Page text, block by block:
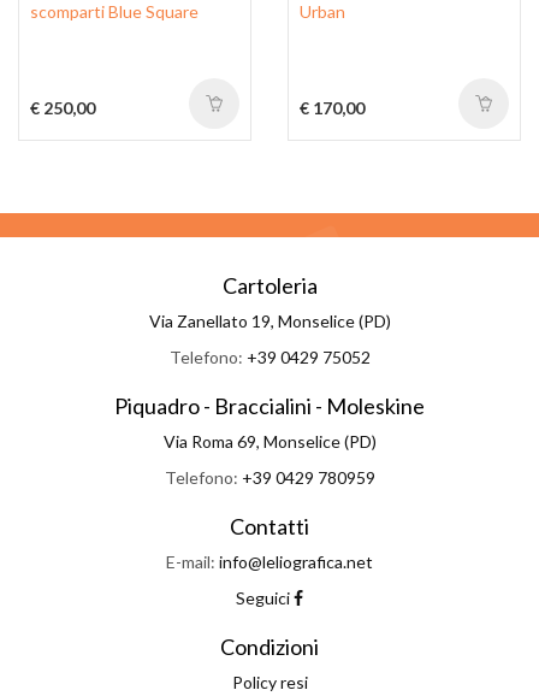
scomparti Blue Square
€ 250,00
Urban
€ 170,00
Cartoleria
Via Zanellato 19, Monselice (PD)
Telefono: +39 0429 75052
Piquadro - Braccialini - Moleskine
Via Roma 69, Monselice (PD)
Telefono: +39 0429 780959
Contatti
E-mail: info@leliografica.net
Seguici
Condizioni
Policy resi